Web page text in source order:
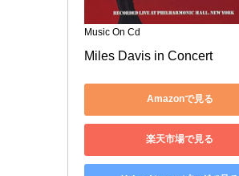
Music On Cd
Miles Davis in Concert
Amazonで見る
楽天市場で見る